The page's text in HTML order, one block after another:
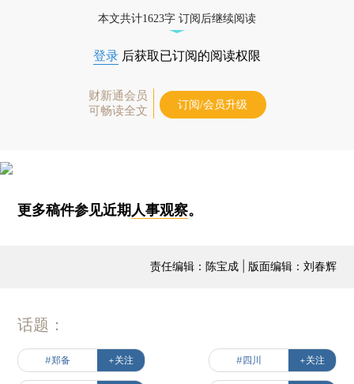
本文共计1623字 订阅后继续阅读
登录 后获取已订阅的阅读权限
财新通会员
可畅读全文
订阅/会员升级
更多稿件参见近期人事观察。
责任编辑：陈宝成 | 版面编辑：刘春辉
话题：
#郑备 +关注 #四川 +关注